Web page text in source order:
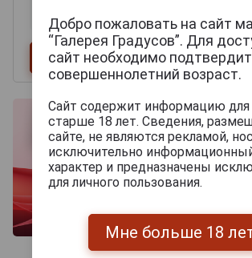
Добро пожаловать на сайт
“Галерея Градусов”. Для
сайт необходимо
совершеннолетний возраст.
Сайт содержит информацию для
старше 18 лет. Сведения,
сайте, не являются рекламой,
исключительно
характер и предназначены
для личного пользования.
Мне больше 18